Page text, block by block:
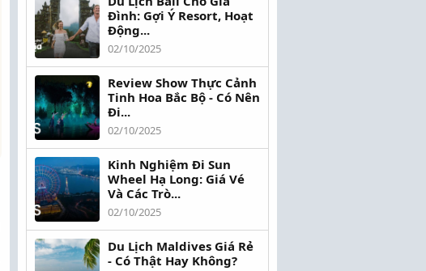
Đình: Gợi Ý Resort, Hoạt
Động...
02/10/2025
Review Show Thực Cảnh
Tinh Hoa Bắc Bộ - Có Nên
Đi...
02/10/2025
Kinh Nghiệm Đi Sun
Wheel Hạ Long: Giá Vé
Và Các Trò...
02/10/2025
Du Lịch Maldives Giá Rẻ
- Có Thật Hay Không?